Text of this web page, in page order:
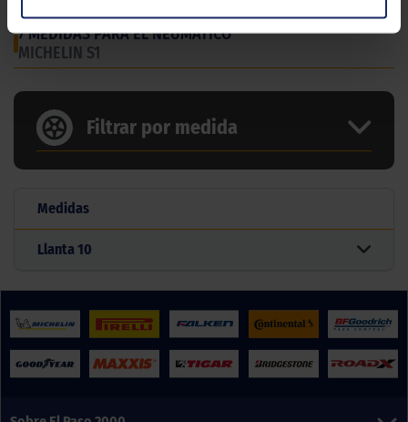
7 MEDIDAS PARA EL NEUMÁTICO
MICHELIN S1
Filtrar por medida
Medidas
Llanta10